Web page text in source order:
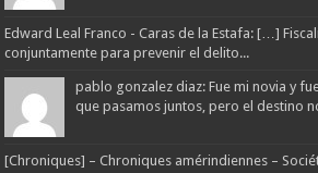
Edward Leal Franco - Caras de la Estafa: […]
conjuntamente para prevenir el delito...
pablo gonzalez diaz: Fue mi novia y
que pasamos juntos, pero el destino
[Chroniques] – Chroniques amérindiennes –